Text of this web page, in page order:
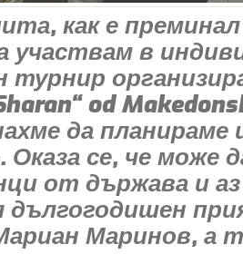
как е
участвам в
турнир
od
да
се, че може
от държава и аз
дългогодишен
Маринов, а